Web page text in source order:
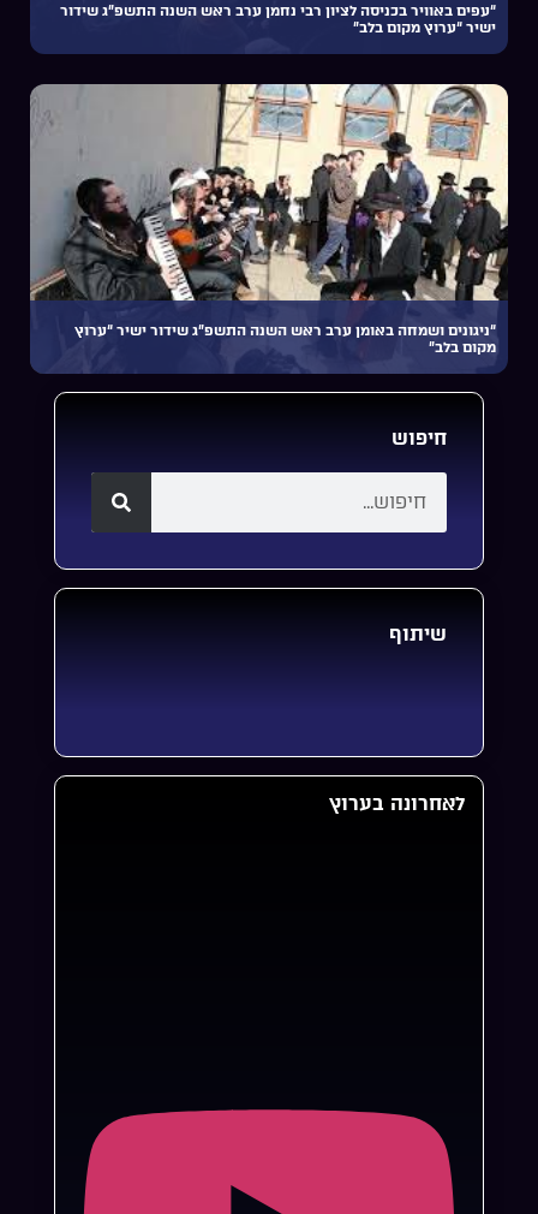
“עפים באוויר בכניסה לציון רבי נחמן ערב ראש השנה התשפ”ג שידור
ישיר “ערוץ מקום בלב”
“ניגונים ושמחה באומן ערב ראש השנה התשפ”ג שידור ישיר “ערוץ
מקום בלב”
חיפוש
שיתוף
לאחרונה בערוץ